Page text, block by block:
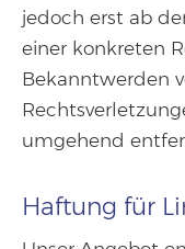
jedoch erst ab
einer konkreten
Bekanntwerden
umgehend
Haftung für